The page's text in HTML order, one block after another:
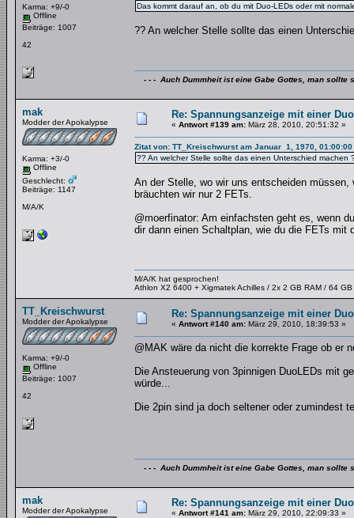
Karma: +9/-0
Offline
Beiträge: 1007
42
Das kommt darauf an, ob du mit Duo-LEDs oder mit
?? An welcher Stelle sollte das einen
- - - Auch Dummheit ist eine Gabe Gottes, man sollte
mak
Modder der Apokalypse
Karma: +3/-0
Offline
Geschlecht:
Beiträge: 1147
M/A/K
Re: Spannungsanzeige mit einer
« Antwort #139 am: März 28, 2010, 20:51:32 »
Zitat von: TT_Kreischwurst am Januar 1, 1970, 01:00:00
?? An welcher Stelle sollte das einen Unterschied machen
An der Stelle, wo wir uns entscheiden
bräuchten wir nur 2 FETs.
@moerfinator: Am einfachsten geht es, wenn
dir dann einen Schaltplan, wie du die FETs
M/A/K hat gesprochen!
Athlon X2 6400 + Xigmatek Achilles / 2x 2 GB RAM / 64 GB
TT_Kreischwurst
Modder der Apokalypse
Karma: +9/-0
Offline
Beiträge: 1007
42
Re: Spannungsanzeige mit einer
« Antwort #140 am: März 29, 2010, 18:39:53 »
@MAK wäre da nicht die korrekte Frage ob er
Die Ansteuerung von 3pinnigen DuoLEDs mit
würde...
Die 2pin sind ja doch seltener oder zumindest
- - - Auch Dummheit ist eine Gabe Gottes, man sollte
mak
Modder der Apokalypse
Re: Spannungsanzeige mit einer
« Antwort #141 am: März 29, 2010, 22:09:33 »